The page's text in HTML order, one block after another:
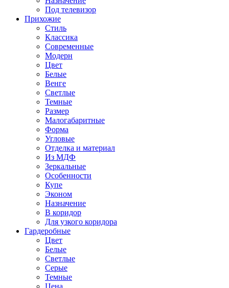
Под телевизор
Прихожие
Стиль
Классика
Современные
Модерн
Цвет
Белые
Венге
Светлые
Темные
Размер
Малогабаритные
Форма
Угловые
Отделка и материал
Из МДФ
Зеркальные
Особенности
Купе
Эконом
Назначение
В коридор
Для узкого коридора
Гардеробные
Цвет
Белые
Светлые
Серые
Темные
Цена